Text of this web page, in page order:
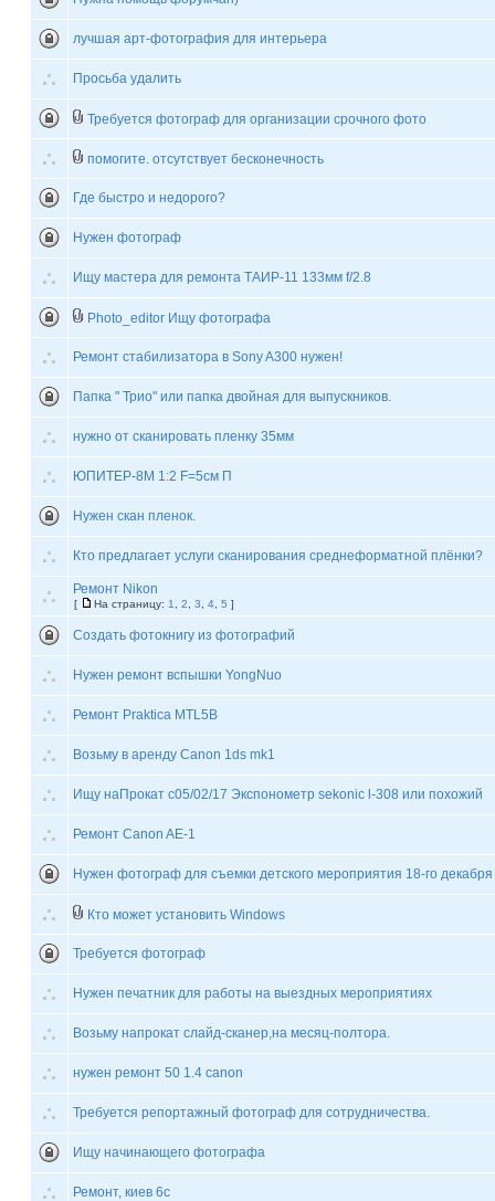
лучшая арт-фотография для интерьера
Просьба удалить
Требуется фотограф для организации срочного фото
помогите. отсутствует бесконечность
Где быстро и недорого?
Нужен фотограф
Ищу мастера для ремонта ТАИР-11 133мм f/2.8
Photo_editor Ищу фотографа
Ремонт стабилизатора в Sony A300 нужен!
Папка " Трио" или папка двойная для выпускников.
нужно от сканировать пленку 35мм
ЮПИТЕР-8М 1:2 F=5см П
Нужен скан пленок.
Кто предлагает услуги сканирования среднеформатной плёнки?
Ремонт Nikon
[ На страницу: 1 2 3 4 5 ]
Создать фотокнигу из фотографий
Нужен ремонт вспышки YongNuo
Ремонт Praktica MTL5B
Возьму в аренду Canon 1ds mk1
Ищу наПрокат с05/02/17 Экспонометр sekonic l-308 или похожий
Ремонт Canon AE-1
Нужен фотограф для съемки детского мероприятия 18-го декабря
Кто может установить Windows
Требуется фотограф
Нужен печатник для работы на выездных мероприятиях
Возьму напрокат слайд-сканер,на месяц-полтора.
нужен ремонт 50 1.4 canon
Требуется репортажный фотограф для сотрудничества.
Ищу начинающего фотографа
Ремонт, киев 6с